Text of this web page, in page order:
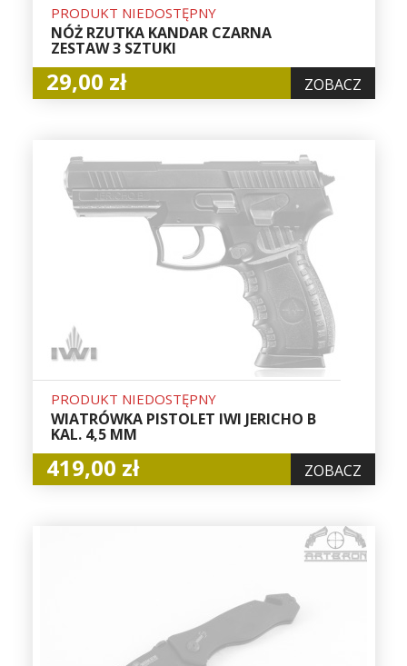
PRODUKT NIEDOSTĘPNY
NÓŻ RZUTKA KANDAR CZARNA
ZESTAW 3 SZTUKI
29,00 zł ZOBACZ
PRODUKT NIEDOSTĘPNY
WIATRÓWKA PISTOLET IWI JERICHO B
KAL. 4,5 MM
419,00 zł ZOBACZ